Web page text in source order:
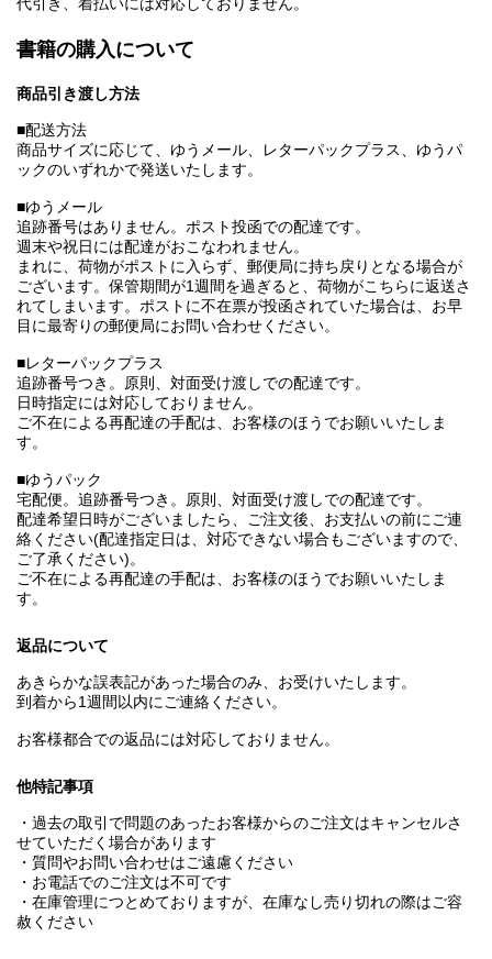
書籍の購入について
商品引き渡し方法
■配送方法
商品サイズに応じて、ゆうメール、レターパックプラス、ゆうパ
ックのいずれかで発送いたします。
■ゆうメール
追跡番号はありません。ポスト投函での配達です。
週末や祝日には配達がおこなわれません。
まれに、荷物がポストに入らず、郵便局に持ち戻りとなる場合が
ございます。保管期間が1週間を過ぎると、荷物がこちらに返送さ
れてしまいます。ポストに不在票が投函されていた場合は、お早
目に最寄りの郵便局にお問い合わせください。
■レターパックプラス
追跡番号つき。原則、対面受け渡しでの配達です。
日時指定には対応しておりません。
ご不在による再配達の手配は、お客様のほうでお願いいたしま
す。
■ゆうパック
宅配便。追跡番号つき。原則、対面受け渡しでの配達です。
配達希望日時がございましたら、ご注文後、お支払いの前にご連
絡ください(配達指定日は、対応できない場合もございますので、
ご了承ください)。
ご不在による再配達の手配は、お客様のほうでお願いいたしま
す。
返品について
あきらかな誤表記があった場合のみ、お受けいたします。
到着から1週間以内にご連絡ください。
お客様都合での返品には対応しておりません。
他特記事項
・過去の取引で問題のあったお客様からのご注文はキャンセルさ
せていただく場合があります
・質問やお問い合わせはご遠慮ください
・お電話でのご注文は不可です
・在庫管理につとめておりますが、在庫なし売り切れの際はご容
赦ください